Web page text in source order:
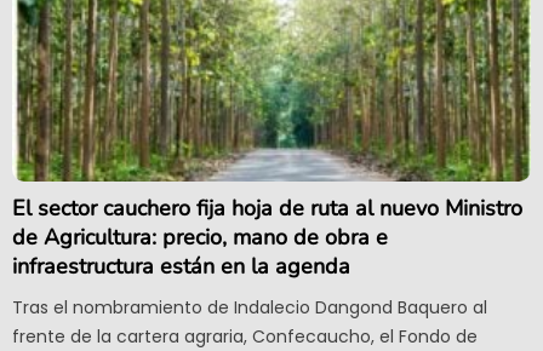
El sector cauchero fija hoja de ruta al nuevo Ministro
de Agricultura: precio, mano de obra e
infraestructura están en la agenda
Tras el nombramiento de Indalecio Dangond Baquero al
frente de la cartera agraria, Confecaucho, el Fondo de